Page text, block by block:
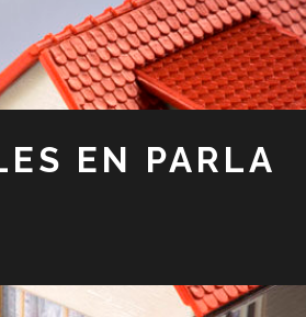
EN PARLA